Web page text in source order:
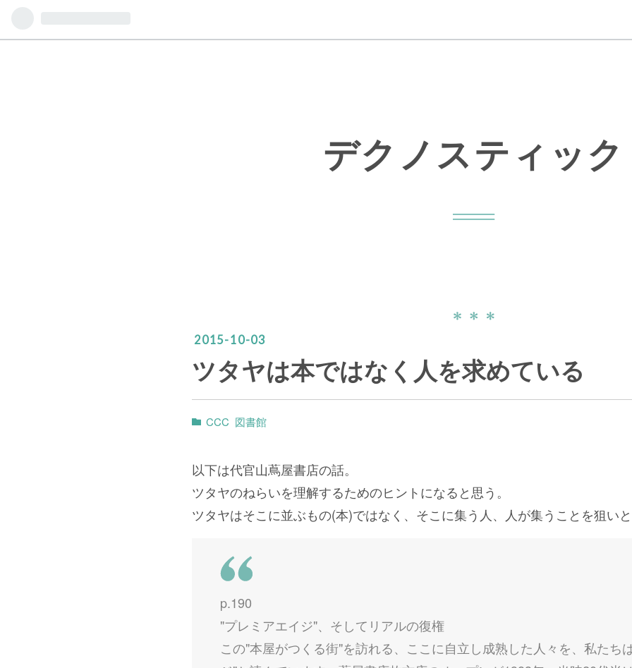
デクノスティック
2015-10-03
ツタヤは本ではなく人を求めている
CCC 図書館
以下は代官山蔦屋書店の話。
ツタヤのねらいを理解するためのヒントになると思う。
ツタヤはそこに並ぶもの(本)ではなく、そこに集う人、人が集うことを狙いと
p.190
"プレミアエイジ"、そしてリアルの復権
この"本屋がつくる街"を訪れる、ここに自立し成熟した人々を、私たち